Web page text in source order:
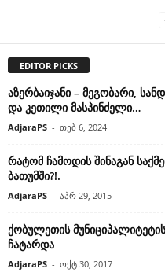
EDITOR PICKS
აზერბაიჯანი – მეგობარი,
და კეთილი მასპინძელი…
AdjaraPS - თებ 6, 2024
რატომ ჩამოდის შინაგან
ბათუმში?!.
AdjaraPS - აპრ 29, 2015
ქობულეთის
ჩატარდა
AdjaraPS - ოქტ 30, 2017